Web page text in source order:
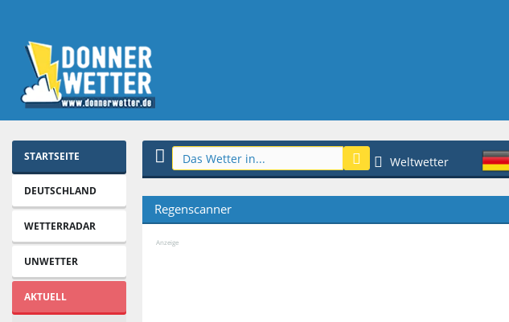
STARTSEITE
DEUTSCHLAND
WETTERRADAR
UNWETTER
AKTUELL
Weltwetter
Regenscanner
Anzeige